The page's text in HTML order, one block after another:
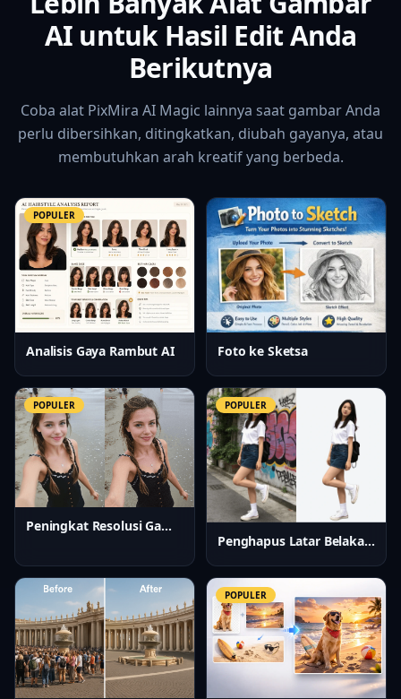
AI untuk Hasil Edit Anda
Berikutnya
Coba alat PixMira AI Magic lainnya saat gambar Anda
perlu dibersihkan, ditingkatkan, diubah gayanya, atau
membutuhkan arah kreatif yang berbeda.
POPULER
Analisis Gaya Rambut AI Foto ke Sketsa
POPULER
Peningkat Resolusi Gambar AI
POPULER
Penghapus Latar Belakang AI
POPULER